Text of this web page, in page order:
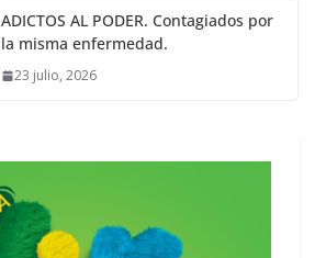
ADICTOS AL PODER. Contagiados por
la misma enfermedad.
23 julio, 2026